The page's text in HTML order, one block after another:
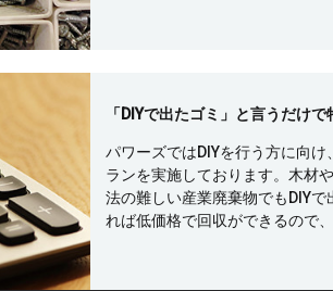
「DIYで出たゴミ」と言うだけ
パワーズではDIYを行う方に向
ランを実施しております。木材
法の難しい産業廃棄物でもDIY
れば低価格で回収ができるので